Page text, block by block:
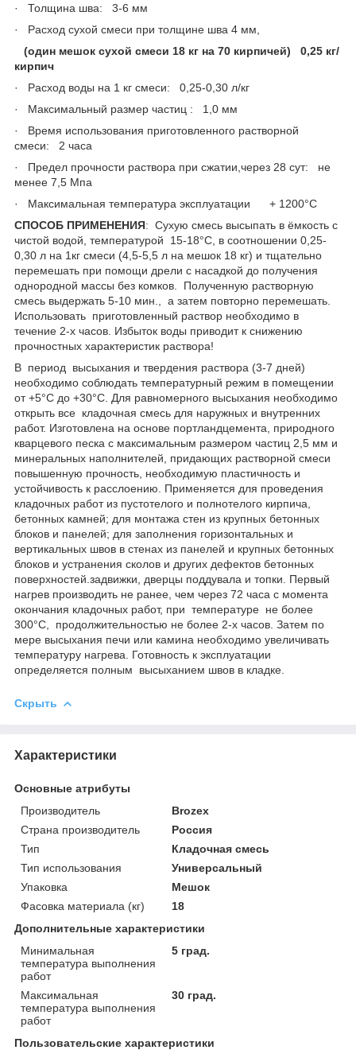
· Толщина шва: 3-6 мм
· Расход сухой смеси при толщине шва 4 мм,
(один мешок сухой смеси 18 кг на 70 кирпичей) 0,25 кг/
кирпич
· Расход воды на 1 кг смеси: 0,25-0,30 л/кг
· Максимальный размер частиц : 1,0 мм
· Время использования приготовленного растворной
смеси: 2 часа
· Предел прочности раствора при сжатии,через 28 сут: не
менее 7,5 Мпа
· Максимальная температура эксплуатации
+ 1200°С
СПОСОБ ПРИМЕНЕНИЯ: Сухую смесь высыпать в ёмкость с
чистой водой, температурой 15-18°С, в соотношении 0,25-
0,30 л на 1кг смеси (4,5-5,5 л на мешок 18 кг) и тщательно
перемешать при помощи дрели с насадкой до получения
однородной массы без комков. Полученную растворную
смесь выдержать 5-10 мин., а затем повторно перемешать.
Использовать приготовленный раствор необходимо в
течение 2-х часов. Избыток воды приводит к снижению
прочностных характеристик раствора!
В период высыхания и твердения раствора (3-7 дней)
необходимо соблюдать температурный режим в помещении
от +5°С до +30°С. Для равномерного высыхания необходимо
открыть все кладочная смесь для наружных и внутренних
работ. Изготовлена на основе портландцемента, природного
кварцевого песка с максимальным размером частиц 2,5 мм и
минеральных наполнителей, придающих растворной смеси
повышенную прочность, необходимую пластичность и
устойчивость к расслоению. Применяется для проведения
кладочных работ из пустотелого и полнотелого кирпича,
бетонных камней; для монтажа стен из крупных бетонных
блоков и панелей; для заполнения горизонтальных и
вертикальных швов в стенах из панелей и крупных бетонных
блоков и устранения сколов и других дефектов бетонных
поверхностей.задвижки, дверцы поддувала и топки. Первый
нагрев производить не ранее, чем через 72 часа с момента
окончания кладочных работ, при температуре не более
300°С, продолжительностью не более 2-х часов. Затем по
мере высыхания печи или камина необходимо увеличивать
температуру нагрева. Готовность к эксплуатации
определяется полным высыханием швов в кладке.
Скрыть
Характеристики
Основные атрибуты
Производитель
Brozex
Страна производитель
Россия
Тип
Кладочная смесь
Тип использования
Универсальный
Упаковка
Мешок
Фасовка материала (кг)
18
Дополнительные характеристики
Минимальная
температура выполнения
работ
5 град.
Максимальная
температура выполнения
работ
30 град.
Пользовательские характеристики